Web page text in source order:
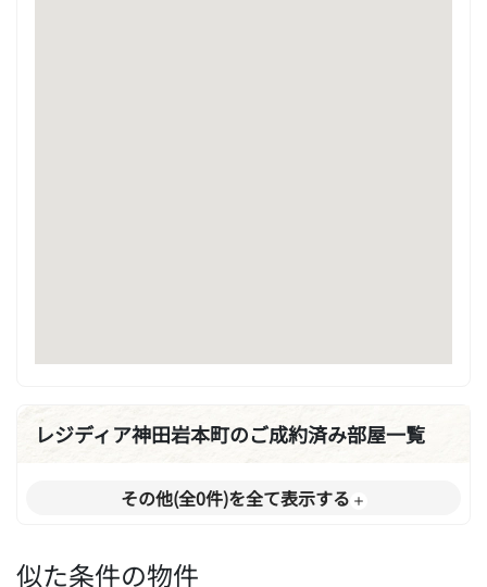
レジディア神田岩本町のご成約済み部屋一覧
その他(全0件)を全て表示する
似た条件の物件